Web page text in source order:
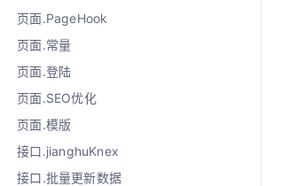
页面.PageHook
页面.常量
页面.登陆
页面.SEO优化
页面.模版
接口.jianghuKnex
接口.批量更新数据